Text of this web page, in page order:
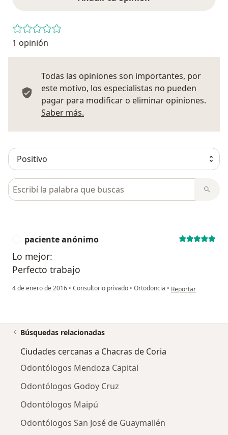
1 opinión
Todas las opiniones son importantes, por
este motivo, los especialistas no pueden
pagar para modificar o eliminar opiniones.
Saber más.
Busca en opiniones
paciente anónimo
Lo mejor:
Perfecto trabajo
4 de enero de 2016 • Consultorio privado • Ortodoncia • en opinión del
Reportar
Búsquedas relacionadas
Ciudades cercanas a Chacras de Coria
Odontólogos Mendoza Capital
Odontólogos Godoy Cruz
Odontólogos Maipú
Odontólogos San José de Guaymallén